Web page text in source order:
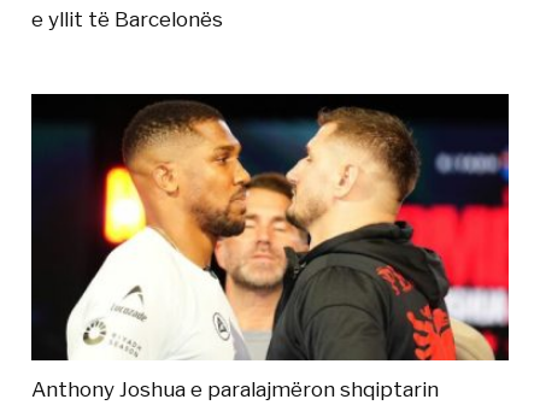
e yllit të Barcelonës
Anthony Joshua e paralajmëron shqiptarin